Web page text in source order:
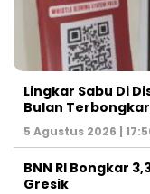
Lingkar Sabu Di
Bulan
5 Agustus 2026 |
BNN RI Bongkar
Gresik